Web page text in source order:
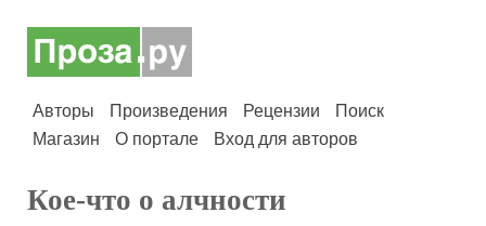
Авторы Произведения Рецензии
Поиск
Магазин
О портале Вход для авторов
Кое-что о алчности